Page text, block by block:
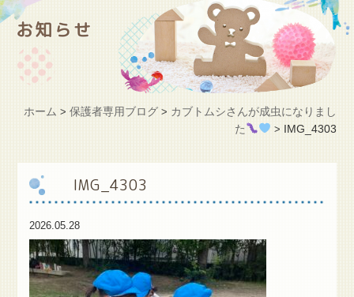
職
施 設紹介
護者様専用ブログ
お知らせ
ホーム > 保護者専用ブログ> カブトムシさんが成虫になりまし
た
> IMG_4303
IMG_4303
2026.05.28